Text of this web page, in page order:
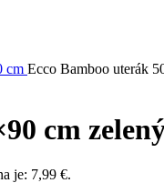
cm Ecco Bamboo uterák
cm
je: 7,99 €.